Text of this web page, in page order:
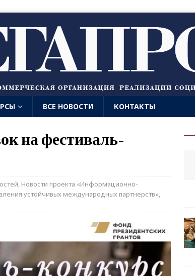
ВСЕ НОВОСТИ КОНТАКТЫ
на фестиваль-
, Новости проекта «Информационно-
устойчивых международных партнерств»,